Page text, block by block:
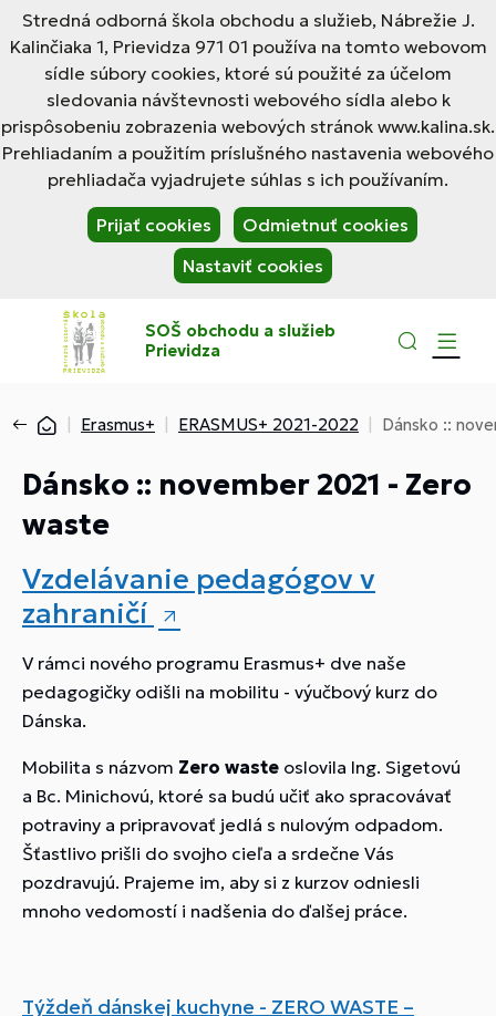
Stredná odborná škola obchodu a služieb, Nábrežie J.
Kalinčiaka 1, Prievidza 971 01 používa na tomto webovom
sídle súbory cookies, ktoré sú použité za účelom
sledovania návštevnosti webového sídla alebo k
prispôsobeniu zobrazenia webových stránok www.kalina.sk.
Prehliadaním a použitím príslušného nastavenia webového
prehliadača vyjadrujete súhlas s ich používaním.
Prijať cookies
Odmietnuť cookies
Nastaviť cookies
SOŠ obchodu a služieb
Prievidza
Erasmus+ ERASMUS+ 2021-2022 Dánsko ::
Dánsko :: november 2021 - Zero
waste
Vzdelávanie pedagógov v
zahraničí
V rámci nového programu Erasmus+ dve naše
pedagogičky odišli na mobilitu - výučbový kurz do
Dánska.
Mobilita s názvom Zero waste oslovila Ing. Sigetovú
a Bc. Minichovú, ktoré sa budú učiť ako spracovávať
potraviny a pripravovať jedlá s nulovým odpadom.
Šťastlivo prišli do svojho cieľa a srdečne Vás
pozdravujú. Prajeme im, aby si z kurzov odniesli
mnoho vedomostí i nadšenia do ďalšej práce.
Týždeň dánskej kuchyne - ZERO WASTE –